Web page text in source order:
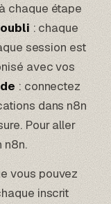
chaque étape
: chaque
session est
avec vos
: connectez
dans n8n
Pour aller
n8n.
vous pouvez
inscrit